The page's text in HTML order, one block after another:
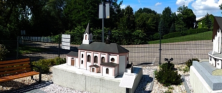
Zaproszenie na obchody
Narodowego Święta
Niepodległości
Kategoria:Aktualności Super User Odsłony: 608